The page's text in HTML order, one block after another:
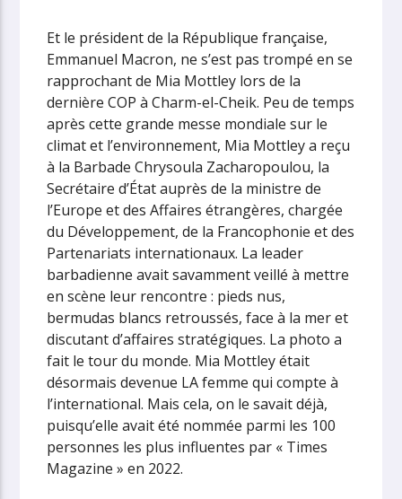
Et le président de la République française,
Emmanuel Macron, ne s’est pas trompé en se
rapprochant de Mia Mottley lors de la
dernière COP à Charm-el-Cheik. Peu de temps
après cette grande messe mondiale sur le
climat et l’environnement, Mia Mottley a reçu
à la Barbade Chrysoula Zacharopoulou, la
Secrétaire d’État auprès de la ministre de
l’Europe et des Affaires étrangères, chargée
du Développement, de la Francophonie et des
Partenariats internationaux. La leader
barbadienne avait savamment veillé à mettre
en scène leur rencontre : pieds nus,
bermudas blancs retroussés, face à la mer et
discutant d’affaires stratégiques. La photo a
fait le tour du monde. Mia Mottley était
désormais devenue LA femme qui compte à
l’international. Mais cela, on le savait déjà,
puisqu’elle avait été nommée parmi les 100
personnes les plus influentes par « Times
Magazine » en 2022.